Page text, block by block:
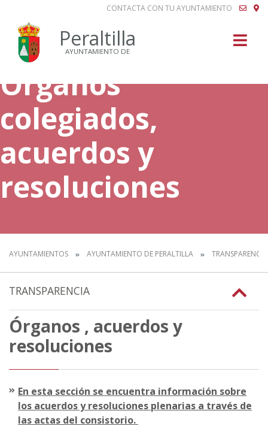
CONTACTA CON TU AYUNTAMIENTO
Peraltilla
AYUNTAMIENTO DE
Órganos
colegiados,
acuerdos y
resoluciones
AYUNTAMIENTOS AYUNTAMIENTO DE PERALTILLA TRANSPARENCIA
TRANSPARENCIA
Órganos , acuerdos y
resoluciones
En esta sección se encuentra información sobre
los acuerdos y resoluciones plenarias a través de
las actas del consistorio.